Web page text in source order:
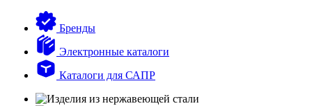
Бренды
Электронные каталоги
Каталоги для САПР